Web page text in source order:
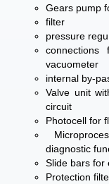
Gears pump
filter
pressure
vacuometer
internal by-
Valve unit
circuit
Photocell for
diagnostic
Slide bars for
Protection